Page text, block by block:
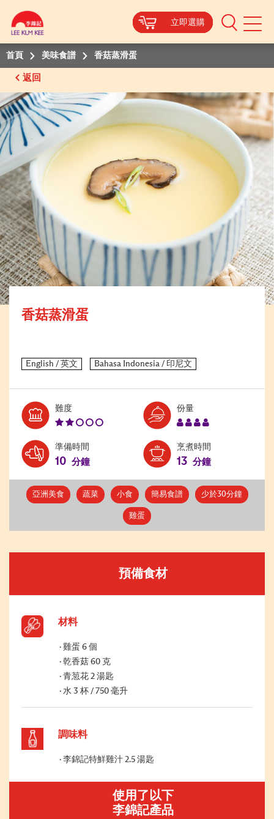
立即選購
Mobile
立即選購
立即選購
立即選購
首頁 美味食譜 香菇蒸滑蛋
返回
香菇蒸滑蛋
難度Level:
份量Serves:
準備時間
10 分鐘
烹煮時間
13 分鐘
亞洲美食 蔬菜 小食 簡易食譜 少於30分鐘
雞蛋
預備食材
材料
雞蛋 6 個
乾香菇 60 克
青䓤花 2 湯匙
水 3 杯 / 750 毫升
調味料
李錦記特鮮雞汁 2.5 湯匙
使用了以下
李錦記產品